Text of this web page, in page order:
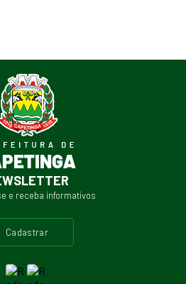
e receba informativos
cadastrar